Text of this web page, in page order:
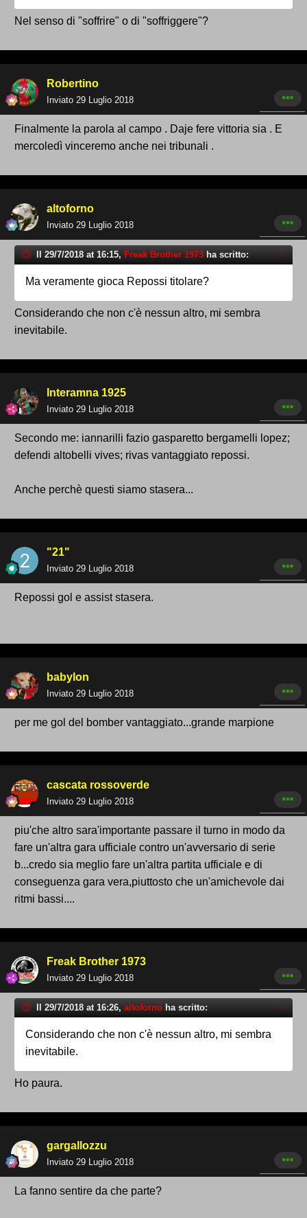
Nel senso di "soffrire" o di "soffriggere"?
Robertino
Inviato 29 Luglio 2018
Finalmente la parola al campo . Daje fere vittoria sia . E
mercoledì vinceremo anche nei tribunali .
altoforno
Inviato 29 Luglio 2018
Il 29/7/2018 at 16:15, Freak Brother 1973 ha scritto:
Ma veramente gioca Repossi titolare?
Considerando che non c'è nessun altro, mi sembra
inevitabile.
Interamna 1925
Inviato 29 Luglio 2018
Secondo me: iannarilli fazio gasparetto bergamelli lopez;
defendi altobelli vives; rivas vantaggiato repossi.
Anche perchè questi siamo stasera...
"21"
Inviato 29 Luglio 2018
Repossi gol e assist stasera.
babylon
Inviato 29 Luglio 2018
per me gol del bomber vantaggiato...grande marpione
cascata rossoverde
Inviato 29 Luglio 2018
piu'che altro sara'importante passare il turno in modo da
fare un'altra gara ufficiale contro un'avversario di serie
b...credo sia meglio fare un'altra partita ufficiale e di
conseguenza gara vera,piuttosto che un'amichevole dai
ritmi bassi....
Freak Brother 1973
Inviato 29 Luglio 2018
Il 29/7/2018 at 16:26, altoforno ha scritto:
Considerando che non c'è nessun altro, mi sembra
inevitabile.
Ho paura.
gargallozzu
Inviato 29 Luglio 2018
La fanno sentire da che parte?